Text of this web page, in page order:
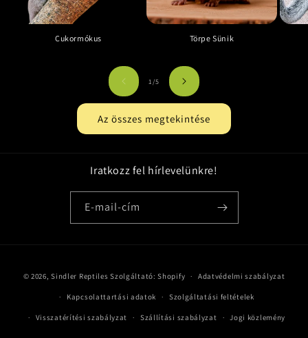
Cukormókus Törpe Sünik
1//5
Az összes megtekintése
Iratkozz fel hírlevelünkre!
E-mail-cím
módok
© 2026,Sindler Reptiles Szolgáltató: Shopify Adatvédelmi szabályzat
Kapcsolattartási adatok Szolgáltatási feltételek
Visszatérítési szabályzat Szállítási szabályzat Jogi közlemény